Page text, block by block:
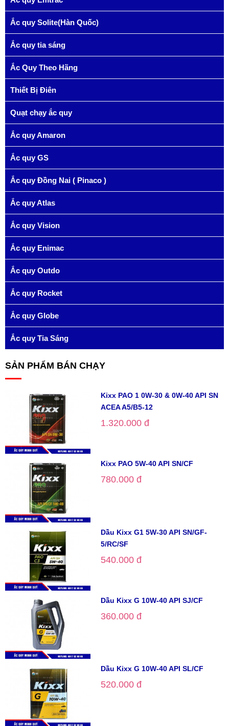
Ắc quy Solite(Hàn Quốc)
Ắc quy tia sáng
Ắc Quy Theo Hãng
Thiết Bị Điên
Quạt chạy ắc quy
Ắc quy Amaron
Ắc quy GS
Ắc quy Đồng Nai ( Pinaco )
Ắc quy Atlas
Ắc quy Vision
Ắc quy Enimac
Ắc quy Outdo
Ắc quy Rocket
Ắc quy Globe
Ắc quy Tia Sáng
SẢN PHẨM BÁN CHẠY
Kixx PAO 1 0W-30 & 0W-40 API SN
ACEA A5/B5-12
1.320.000 đ
Kixx PAO 5W-40 API SN/CF
780.000 đ
Dầu Kixx G1 5W-30 API SN/GF-
5/RC/SF
540.000 đ
Dầu Kixx G 10W-40 API SJ/CF
360.000 đ
Dầu Kixx G 10W-40 API SL/CF
520.000 đ